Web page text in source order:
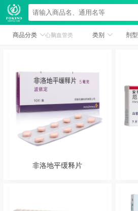
商品分类 心脑血管类 类别 剂型
非洛地平缓释片